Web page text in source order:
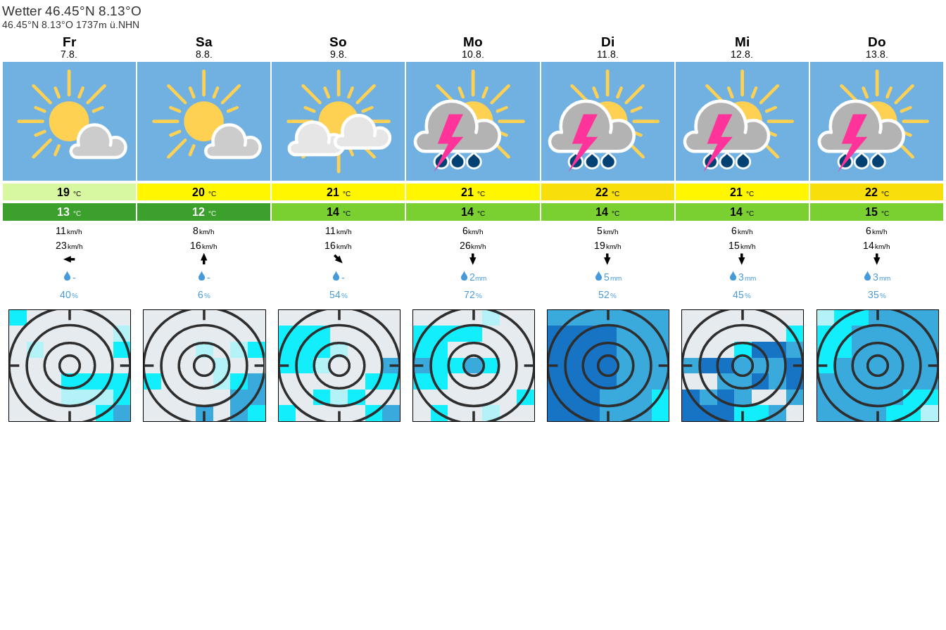
Wetter 46.45°N 8.13°O
46.45°N 8.13°O 1737m ü.NHN
Fr
7.8.
19 °C
13 °C
11 km/h
23km/h
-
40%
Sa
8.8.
20 °C
12 °C
8km/h
16km/h
-
6%
So
9.8.
21 °C
14 °C
11 km/h
16km/h
-
54%
Mo
10.8.
21 °C
14 °C
6km/h
26km/h
2mm
72%
Di
11.8.
22 °C
14 °C
5km/h
19km/h
5mm
52%
Mi
12.8.
21 °C
14 °C
6km/h
15km/h
3mm
45%
Do
13.8.
22 °C
15 °C
6km/h
14km/h
3mm
35%